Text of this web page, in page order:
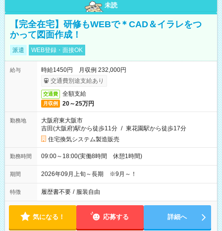
未読
【完全在宅】研修もWEBで＊CAD＆イラレをつ
かって図面作成！
派遣 WEB登録・面接OK
給与
時給1450円 月収例 232,000円
交通費別途支給あり
交通費 全額支給
月収例 20～25万円
勤務地
大阪府東大阪市
吉田(大阪府)駅から徒歩11分 / 東花園駅から徒歩17分
住宅換気システム製造販売
勤務時間 09:00～18:00(実働8時間 休憩1時間)
期間 2026年09月上旬～長期 ※9月～！
特徴 履歴書不要 / 服装自由
気になる！ 応募する 詳細へ